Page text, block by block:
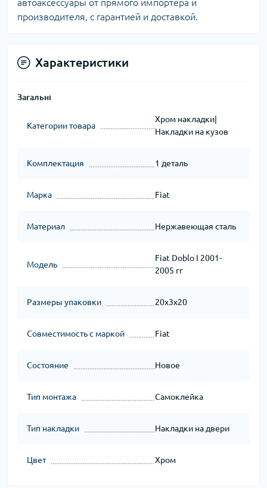
автоаксессуары от прямого импортера и
производителя, с гарантией и доставкой.
Характеристики
Загальні
Категории товара
Хром накладки|
Накладки на кузов
Комплектация 1 деталь
Марка Fiat
Материал Нержавеющая сталь
Модель
Fiat Doblo I 2001-
2005 гг
Размеры упаковки 20x3x20
Совместимость с маркой Fiat
Состояние Новое
Тип монтажа Самоклейка
Тип накладки Накладки на двери
Цвет Хром